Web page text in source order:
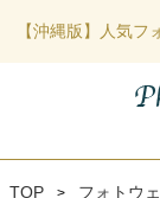
【沖縄版】人気
TOP > フォトウ